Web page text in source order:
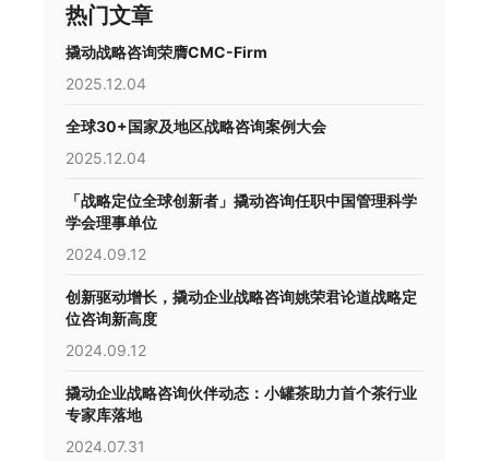
热门文章
撬动战略咨询荣膺CMC-Firm
2025.12.04
全球30+国家及地区战略咨询案例大会
2025.12.04
「战略定位全球创新者」撬动咨询任职中国管理科学
学会理事单位
2024.09.12
创新驱动增长，撬动企业战略咨询姚荣君论道战略定
位咨询新高度
2024.09.12
撬动企业战略咨询伙伴动态：小罐茶助力首个茶行业
专家库落地
2024.07.31